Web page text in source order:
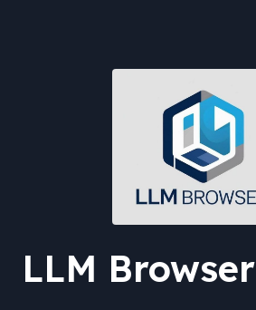
LLM Browser